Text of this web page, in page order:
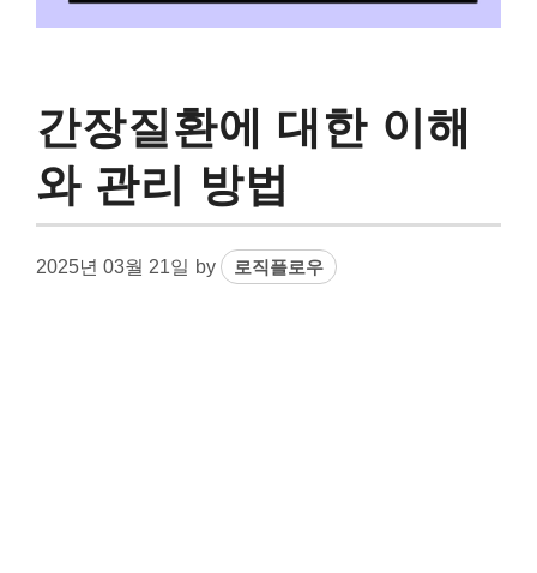
간장질환에 대한 이해
와 관리 방법
2025년 03월 21일 by 로직플로우